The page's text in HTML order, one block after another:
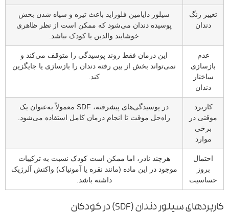
تغییر رنگ
دندان
سیلور دایامین فلوراید باعث تیره و سیاه شدن بخش
پوسیده دندان می‌شود که ممکن است از نظر ظاهری
خوشایند والدین یا کودک نباشد.
عدم
بازسازی
ساختار
دندان
این درمان فقط روند پوسیدگی را متوقف می‌کند و
نمی‌تواند بخش از بین رفته دندان را بازسازی یا جایگزین
کند.
کاربرد
موقتی در
برخی
موارد
در پوسیدگی‌های پیشرفته، SDF معمولاً به‌عنوان یک
راه‌حل موقت تا انجام درمان کامل استفاده می‌شود.
احتمال
بروز
حساسیت
هرچند نادر، اما ممکن است کودک نسبت به ترکیبات
موجود در این ماده (مانند نقره یا آمونیاک) واکنش آلرژیک
داشته باشد.
کاربردهای سیلور دندان (SDF) در کودکان